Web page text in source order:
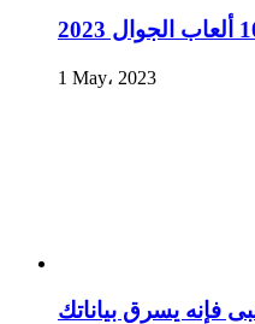
1 May، 2023
فإنه يسرق بياناتك